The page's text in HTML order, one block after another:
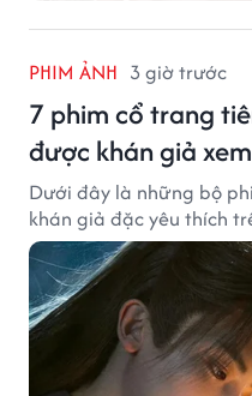
PHIM ẢNH 3 giờ trước
7 phim cổ trang
được khán giả
Dưới đây là những bộ
khán giả đặc yêu thích